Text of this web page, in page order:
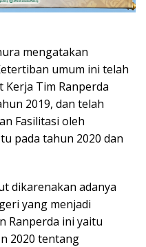
mengatakan
umum ini telah
Kerja Tim Ranperda
2019, dan telah
Fasilitasi oleh
pada tahun 2020 dan
dikarenakan adanya
yang menjadi
Ranperda ini yaitu
2020 tentang